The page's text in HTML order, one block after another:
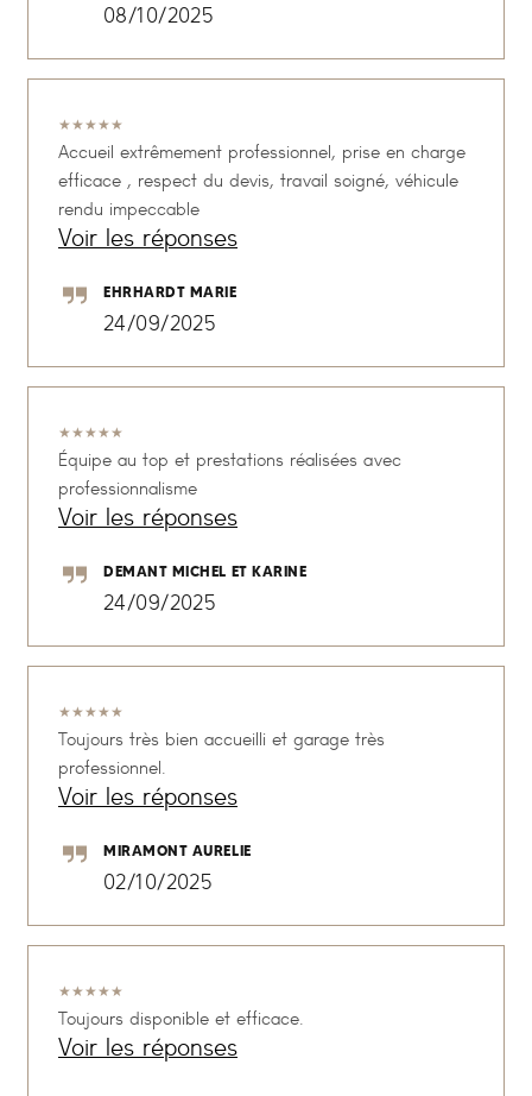
08/10/2025
★★★★★
Accueil extrêmement professionnel, prise en charge
efficace , respect du devis, travail soigné, véhicule
rendu impeccable
Voir les réponses
EHRHARDT MARIE
24/09/2025
★★★★★
Équipe au top et prestations réalisées avec
professionnalisme
Voir les réponses
DEMANT MICHEL ET KARINE
24/09/2025
★★★★★
Toujours très bien accueilli et garage très
professionnel.
Voir les réponses
MIRAMONT AURELIE
02/10/2025
★★★★★
Toujours disponible et efficace.
Voir les réponses